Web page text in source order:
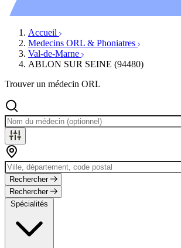
Accueil
Medecins ORL & Phoniatres
Val-de-Marne
ABLON SUR SEINE (94480)
Trouver un médecin ORL
Rechercher
Rechercher
Spécialités